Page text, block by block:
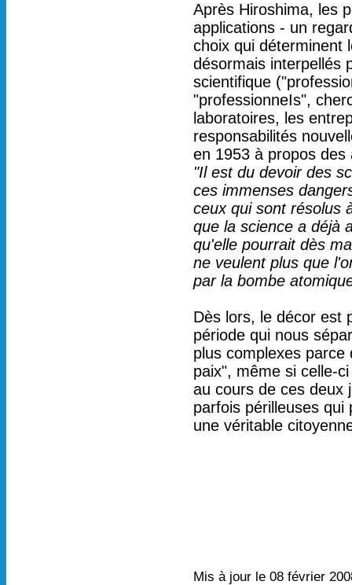
Après Hiroshima, les
applications - un
choix qui déterminent
désormais interpellés
scientifique
"professionneIs",
laboratoires, les
responsabilités
en 1953 à propos des
"Il est du devoir des
ces immenses
ceux qui sont résolus
que la science a déjà
qu'elle pourrait dès
ne veulent plus que
par la bombe
Dès lors, le décor est
période qui nous
plus complexes
paix", même si celle-
au cours de ces deux
parfois périlleuses
une véritable
Mis à jour le 08 février